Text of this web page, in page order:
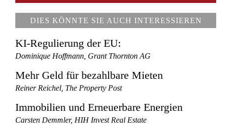
DIES KÖNNTE SIE AUCH INTERESSIEREN
KI-Regulierung der EU:
Dominique Hoffmann, Grant Thornton AG
Mehr Geld für bezahlbare Mieten
Reiner Reichel, The Property Post
Immobilien und Erneuerbare Energien
Carsten Demmler, HIH Invest Real Estate